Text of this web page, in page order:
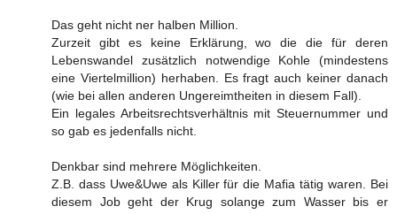
Das geht nicht ner halben Million.
Zurzeit gibt es keine Erklärung, wo die die für deren
Lebenswandel zusätzlich notwendige Kohle (mindestens
eine Viertelmillion) herhaben. Es fragt auch keiner danach
(wie bei allen anderen Ungereimtheiten in diesem Fall).
Ein legales Arbeitsrechtsverhältnis mit Steuernummer und
so gab es jedenfalls nicht.
Denkbar sind mehrere Möglichkeiten.
Z.B. dass Uwe&Uwe als Killer für die Mafia tätig waren. Bei
diesem Job geht der Krug solange zum Wasser bis er